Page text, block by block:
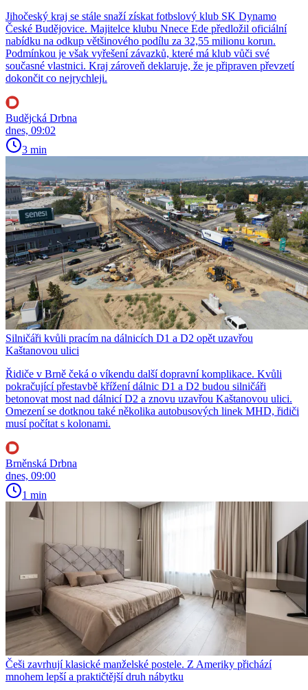
Jihočeský kraj se stále snaží získat fotbslový klub SK Dynamo
České Budějovice. Majitelce klubu Nnece Ede předložil oficiální
nabídku na odkup většinového podílu za 32,55 milionu korun.
Podmínkou je však vyřešení závazků, které má klub vůči své
současné vlastnici. Kraj zároveň deklaruje, že je připraven převzetí
dokončit co nejrychleji.
Budějcká Drbna
dnes, 09:02
3 min
Silničáři kvůli pracím na dálnicích D1 a D2 opět uzavřou
Kaštanovou ulici
Řidiče v Brně čeká o víkendu další dopravní komplikace. Kvůli
pokračující přestavbě křížení dálnic D1 a D2 budou silničáři
betonovat most nad dálnicí D2 a znovu uzavřou Kaštanovou ulici.
Omezení se dotknou také několika autobusových linek MHD, řidiči
musí počítat s kolonami.
Brněnská Drbna
dnes, 09:00
1 min
Češi zavrhují klasické manželské postele. Z Ameriky přichází
mnohem lepší a praktičtější druh nábytku